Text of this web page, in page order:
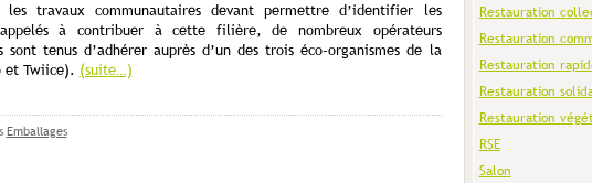
travaux communautaires devant permettre d’identifier les
appelés à contribuer à cette filière, de nombreux opérateurs
sont tenus d’adhérer auprès d’un des trois éco-organismes de la
et Twiice). (suite…)
Emballages
Restauration
Restauration
Restauration
Restauration
Restauration
RSE
Salon